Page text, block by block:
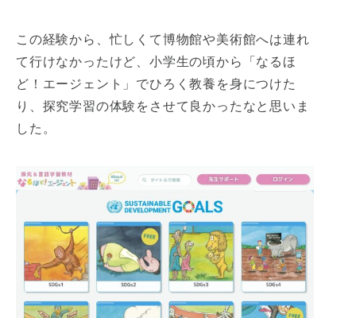
この経験から、忙しくて博物館や美術館へは連れ
て行けなかったけど、小学生の頃から「なるほ
ど！エージェント」でひろく教養を身につけた
り、探究学習の体験をさせて良かったなと思いま
した。